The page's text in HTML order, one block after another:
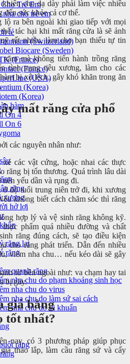
Trẻ Em
nha cho trẻ em
lẻ
(Switzerland)
Biocare (Sweden)
(France)
(France)
(USA)
(Korea)
(Korea)
hàm
On 4
On 6
răng
xương
hở lợi
răng lại
răng
quanh răng
nha chu do phạm khoảng sinh học
nha chu do virus
nha chu do làm sứ sai cách
nha chu do vi khuẩn
răng
cho dạ dày phải làm việc nhiều
đến sức khỏe cả cơ thể.
lộ ra bên ngoài khi giao tiếp với mọi
tác hại khi mất răng cửa là sẽ ảnh
rất nhiều, làm cho bạn thiếu tự tin
mà không tiến hành trồng răng
tình trạng tiêu xương, làm cho các
bị xô lệch, gây khó khăn trong ăn
mất răng cửa phổ
các nguyên nhân như:
các vật cứng, hoặc nhai các thực
răng bị tổn thương. Quá trình lâu dài
nên yếu dần và rụng đi.
ở độ tuổi trung niên trở đi, khi xương
không biết cách chăm sóc thì răng
hợp lý và vệ sinh răng không kỹ.
phẩm quá nhiều đường và chất
răng đúng cách, sẽ tạo điều kiện
cho răng phát triển. Dẫn đến nhiều
viêm nha chu… nếu kéo dài sẽ gây
từ bên ngoài như: va chạm hay tai
bị gãy.
giả bằng
tốt nhất?
nay, có 3 phương pháp giúp phục
tháo lắp, làm cầu răng sứ và cấy